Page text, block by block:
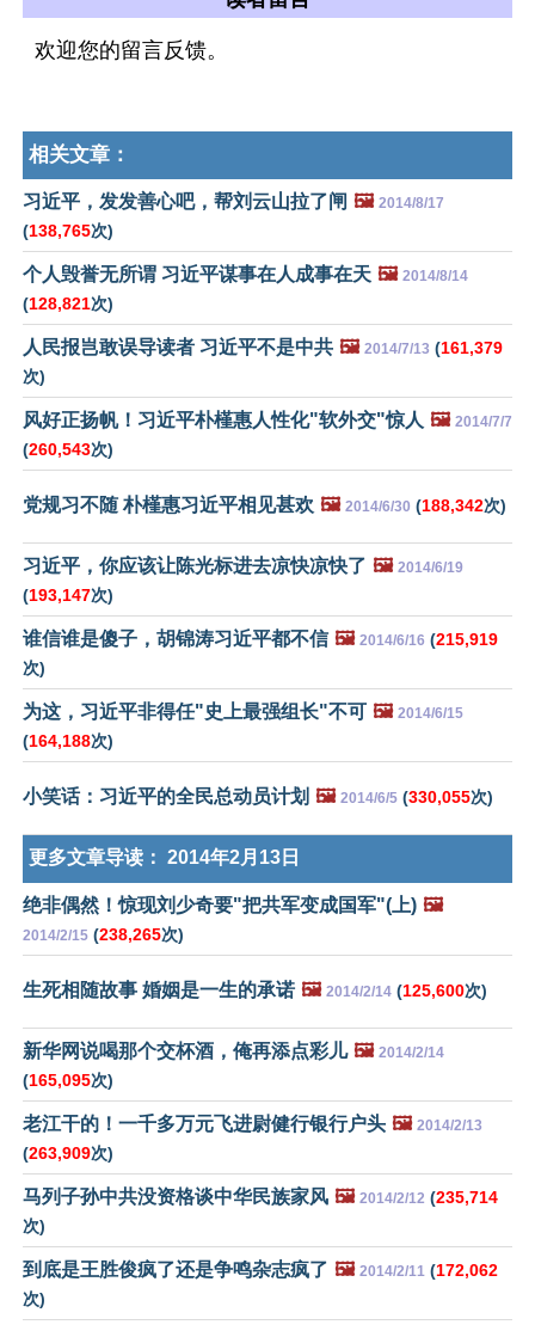
欢迎您的留言反馈。
相关文章：
习近平，发发善心吧，帮刘云山拉了闸 🖼️ 2014/8/17
(138,765次)
个人毁誉无所谓 习近平谋事在人成事在天 🖼️ 2014/8/14
(128,821次)
人民报岂敢误导读者 习近平不是中共 🖼️ 2014/7/13 (161,379
次)
风好正扬帆！习近平朴槿惠人性化"软外交"惊人 🖼️ 2014/7/7
(260,543次)
党规习不随 朴槿惠习近平相见甚欢 🖼️ 2014/6/30 (188,342次)
习近平，你应该让陈光标进去凉快凉快了 🖼️ 2014/6/19
(193,147次)
谁信谁是傻子，胡锦涛习近平都不信 🖼️ 2014/6/16 (215,919
次)
为这，习近平非得任"史上最强组长"不可 🖼️ 2014/6/15
(164,188次)
小笑话：习近平的全民总动员计划 🖼️ 2014/6/5 (330,055次)
更多文章导读： 2014年2月13日
绝非偶然！惊现刘少奇要"把共军变成国军"(上) 🖼️
2014/2/15 (238,265次)
生死相随故事 婚姻是一生的承诺 🖼️ 2014/2/14 (125,600次)
新华网说喝那个交杯酒，俺再添点彩儿 🖼️ 2014/2/14
(165,095次)
老江干的！一千多万元飞进尉健行银行户头 🖼️ 2014/2/13
(263,909次)
马列子孙中共没资格谈中华民族家风 🖼️ 2014/2/12 (235,714
次)
到底是王胜俊疯了还是争鸣杂志疯了 🖼️ 2014/2/11 (172,062
次)